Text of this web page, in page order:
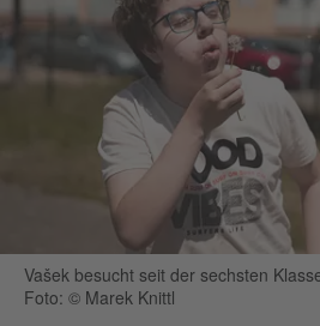
Vašek besucht seit der sechsten
Foto: © Marek Knittl